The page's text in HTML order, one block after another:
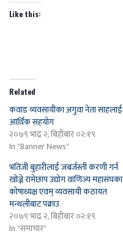
Like this:
Related
कवाड व्यवसायीका अगुवा नेता साहलाई
आर्थिक सहयोग
२०७९ भाद्र २, बिहीबार ०२:१९
In "Banner News"
भतिजी बुहारीलाई जबर्जस्ती करणी गर्न
खोज्ने रामेछाप उद्योग वाणिज्य महासंघका
कोषाध्यक्ष एवम् व्यवसायी कठायत
मन्थलीबाट पक्राउ
२०७९ भाद्र २, बिहीबार ०२:१९
In "समाचार"